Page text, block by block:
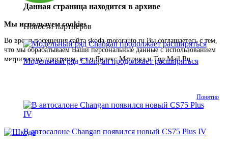
Данная страница находится в архиве
Новости партнеров
Модельный ряд Changan продолжает расширяться
В автосалоне Changan появился новый CS75 Plus IV
Во время посещения сайта skoda-motorauto.ru Вы соглашаетесь с тем,
что мы обрабатываем Ваши персональные данные с использованием
метрических программ, в т.ч Яндекс.Метрика и Top.Mail.Ru.
Подробнее